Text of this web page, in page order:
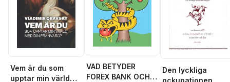
Vem är du som
upptar min värld
VAD BETYDER
FOREX BANK OCH
Den lyckliga